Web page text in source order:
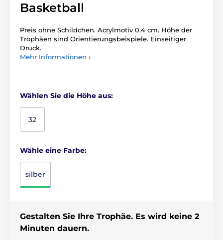
Basketball
Preis ohne Schildchen. Acrylmotiv 0.4 cm. Höhe der
Trophäen sind Orientierungsbeispiele. Einseitiger
Druck.
Mehr Informationen ›
Wählen Sie die Höhe aus:
32
Wähle eine Farbe:
silber
Gestalten Sie Ihre Trophäe. Es wird keine 2
Minuten dauern.